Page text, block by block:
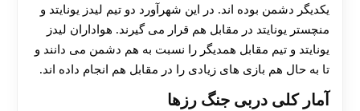
یکدیگر دشمن بوده اند. در این شهرآورد دو تیم لیدز یونایتد و
منچستر یونایتد در مقابل هم قرار می گیرند. هواداران لیدز
یونایتد و تیم مقابل همدیگر را نسبت به هم دشمن می دانند و
تا به حال هم بازی های زیادی را در مقابل هم انجام داده اند.
آمار کلی دربی جنگ رزها